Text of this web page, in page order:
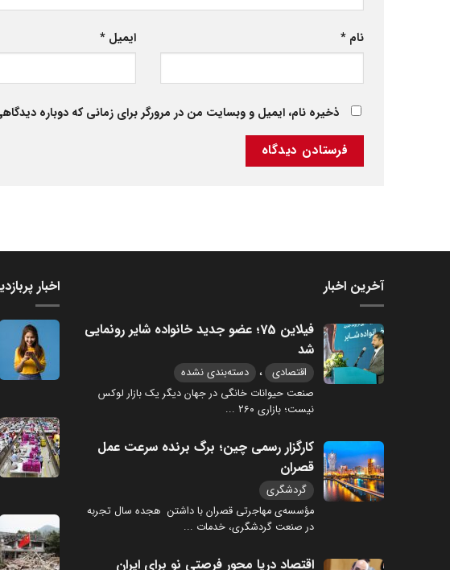
نام * ایمیل*
ذخیره نام، ایمیل و وبسایت من در مرورگر برای زمانی که دوباره
آخرین اخبار
فیلاین 75؛ عضو جدید خانواده شایر رونمایی
شد
اقتصادی ، دسته‌بندی نشده
صنعت حیوانات خانگی در جهان دیگر یک بازار لوکس
نیست؛ بازاری ۲۶۰
...
کارگزار رسمی چین؛ برگ برنده سرعت عمل
قصران
گردشگری
مؤسسه‌ی مهاجرتی قصران با داشتن هجده سال تجربه
در صنعت گردشگری، خدمات ...
اقتصاد دریا محور فرصتی نو برای ایران
اخبار